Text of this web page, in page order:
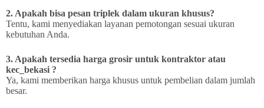
2. Apakah bisa pesan triplek dalam ukuran khusus?
Tentu, kami menyediakan layanan pemotongan sesuai ukuran
kebutuhan Anda.
3. Apakah tersedia harga grosir untuk kontraktor atau
kec_bekasi ?
Ya, kami memberikan harga khusus untuk pembelian dalam jumlah
besar.